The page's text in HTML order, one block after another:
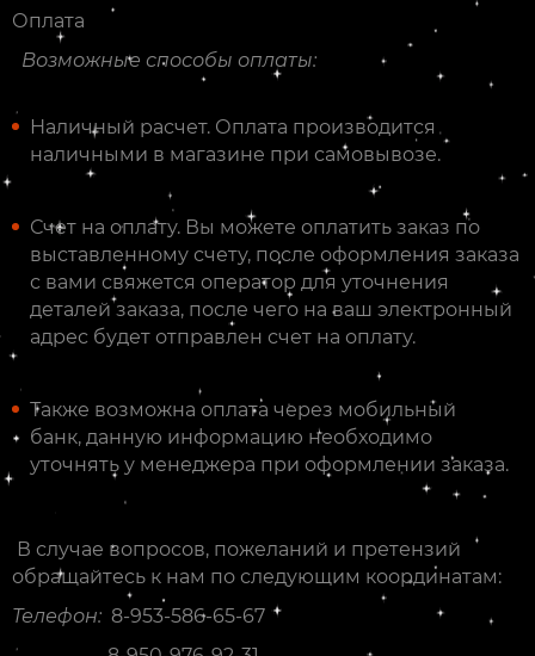
Оплата
Возможные способы оплаты:
Наличный расчет. Оплата производится
наличными в магазине при самовывозе.
Счет на оплату. Вы можете оплатить заказ по
выставленному счету, после оформления заказа
с вами свяжется оператор для уточнения
деталей заказа, после чего на ваш электронный
адрес будет отправлен счет на оплату.
Также возможна оплата через мобильный
банк, данную информацию необходимо
уточнять у менеджера при оформлении заказа.
В случае вопросов, пожеланий и претензий
обращайтесь к нам по следующим координатам:
Телефон: 8-953-586-65-67